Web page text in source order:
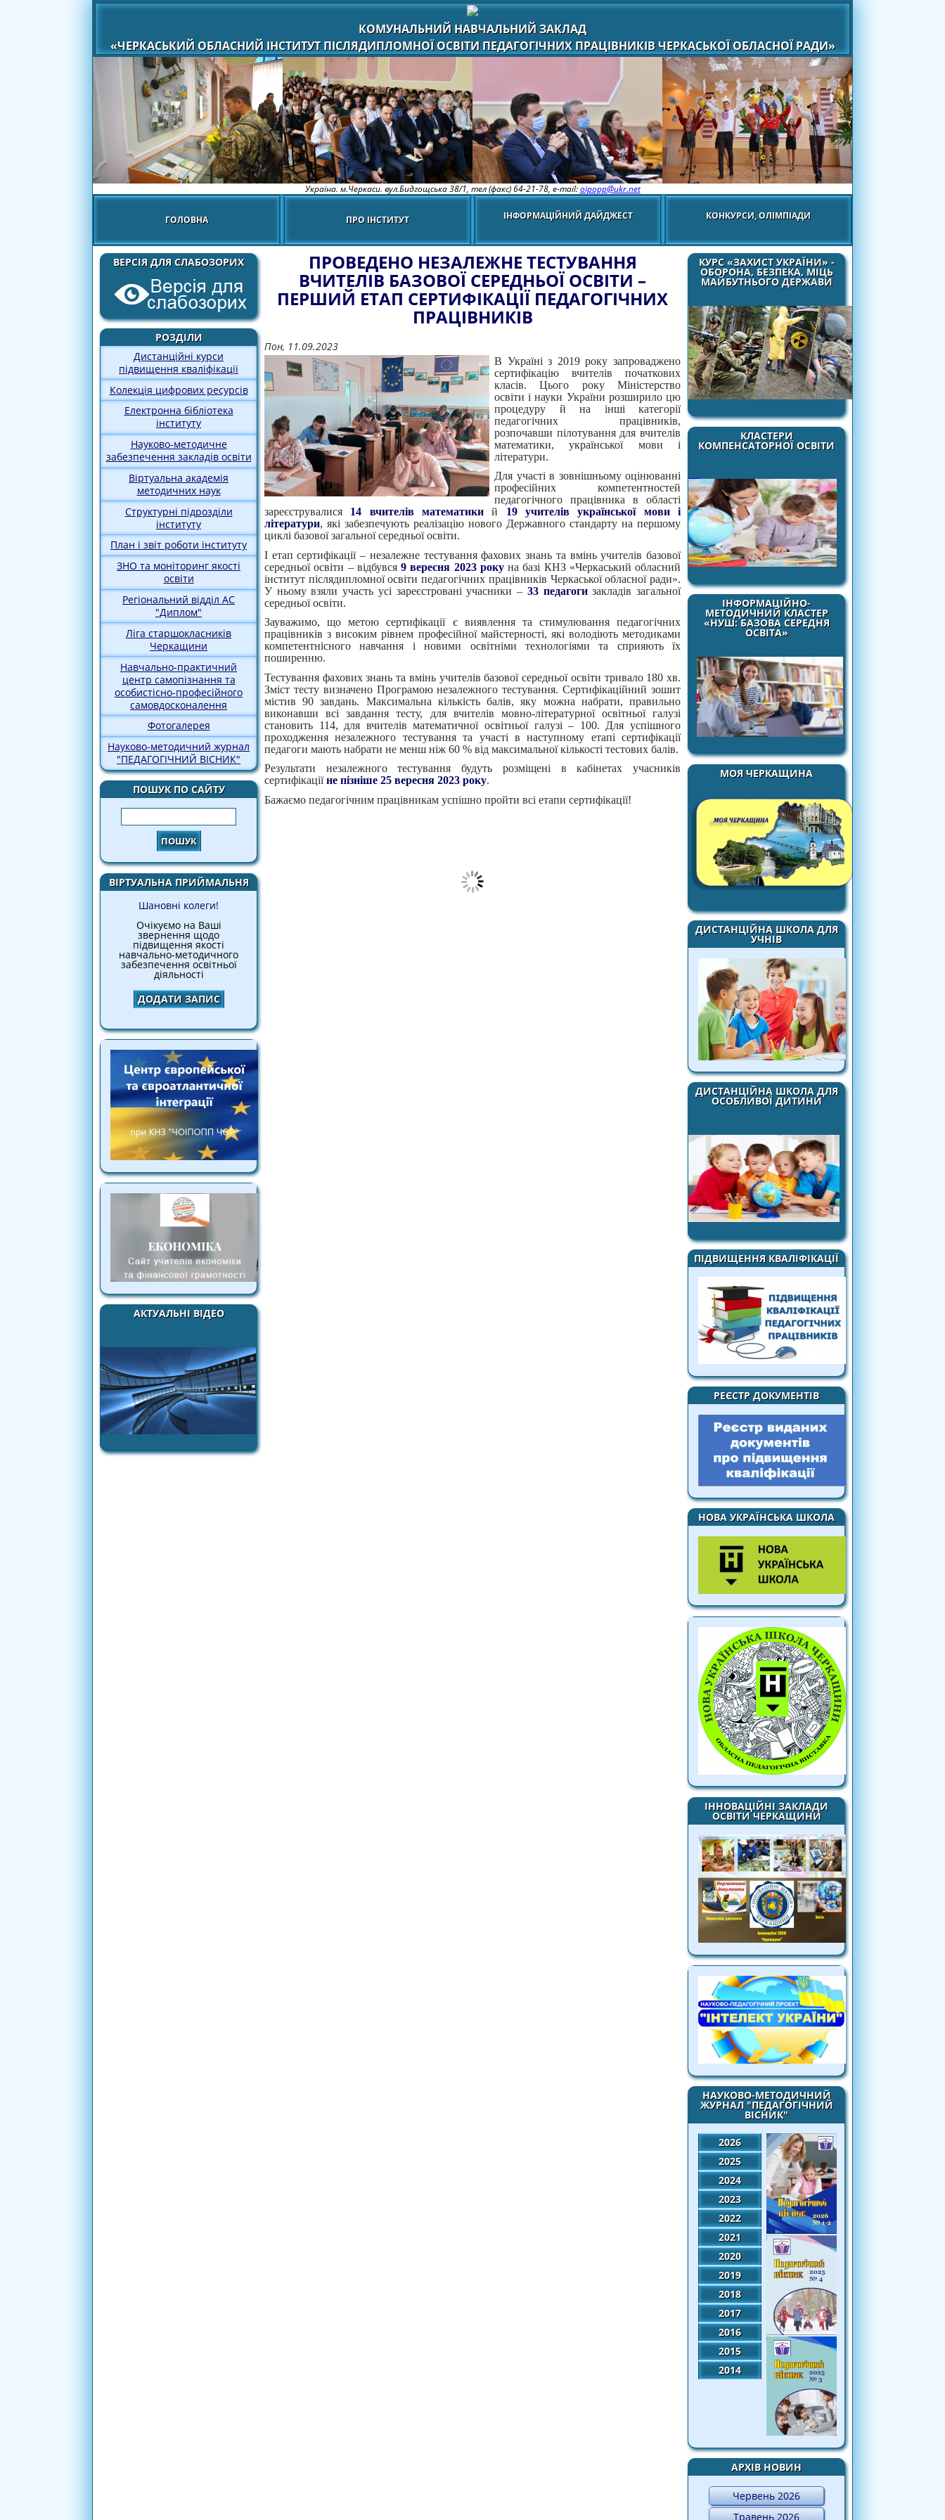
КОМУНАЛЬНИЙ НАВЧАЛЬНИЙ ЗАКЛАД
«ЧЕРКАСЬКИЙ ОБЛАСНИЙ ІНСТИТУТ ПІСЛЯДИПЛОМНОЇ ОСВІТИ ПЕДАГОГІЧНИХ ПРАЦІВНИКІВ ЧЕРКАСЬКОЇ ОБЛАСНОЇ РАДИ»
Україна. м.Черкаси. вул.Бидгощська 38/1, тел (факс) 64-21-78, e-mail:oipopp@ukr.net
ГОЛОВНА ПРО ІНСТИТУТ ІНФОРМАЦІЙНИЙ ДАЙДЖЕСТ КОНКУРСИ, ОЛІМПІАДИ
ВЕРСІЯ ДЛЯ СЛАБОЗОРИХ
РОЗДІЛИ
Дистанційні курси
підвищення кваліфікації
Колекція цифрових ресурсів
Електронна бібліотека
інституту
Науково-методичне
забезпечення закладів освіти
Віртуальна академія
методичних наук
Структурні підрозділи
інституту
План і звіт роботи інституту
ЗНО та моніторинг якості
освіти
Регіональний відділ АС
"Диплом"
Ліга старшокласників
Черкащини
Навчально-практичний
центр самопізнання та
особистісно-професійного
самовдосконалення
Фотогалерея
Науково-методичний журнал
"ПЕДАГОГІЧНИЙ ВІСНИК"
ПОШУК ПО САЙТУ
Пошук
ВІРТУАЛЬНА ПРИЙМАЛЬНЯ
Шановні колеги!
Очікуємо на Ваші
звернення щодо
підвищення якості
навчально-методичного
забезпечення освітньої
діяльності
ДОДАТИ ЗАПИС
АКТУАЛЬНІ ВІДЕО
КУРС «ЗАХИСТ УКРАЇНИ» -
ОБОРОНА, БЕЗПЕКА, МІЦЬ
МАЙБУТНЬОГО ДЕРЖАВИ
КЛАСТЕРИ
КОМПЕНСАТОРНОЇ ОСВІТИ
ІНФОРМАЦІЙНО-
МЕТОДИЧНИЙ КЛАСТЕР
«НУШ: БАЗОВА СЕРЕДНЯ
ОСВІТА»
МОЯ ЧЕРКАЩИНА
ДИСТАНЦІЙНА ШКОЛА ДЛЯ
УЧНІВ
ДИСТАНЦІЙНА ШКОЛА ДЛЯ
ОСОБЛИВОЇ ДИТИНИ
ПІДВИЩЕННЯ КВАЛІФІКАЦІЇ
РЕЄСТР ДОКУМЕНТІВ
НОВА УКРАЇНСЬКА ШКОЛА
ІННОВАЦІЙНІ ЗАКЛАДИ
ОСВІТИ ЧЕРКАЩИНИ
НАУКОВО-МЕТОДИЧНИЙ
ЖУРНАЛ "ПЕДАГОГІЧНИЙ
ВІСНИК"
2026
2025
2024
2023
2022
2021
2020
2019
2018
2017
2016
2015
2014
АРХІВ НОВИН
Червень 2026
Травень 2026
ПРОВЕДЕНО НЕЗАЛЕЖНЕ ТЕСТУВАННЯ
ВЧИТЕЛІВ БАЗОВОЇ СЕРЕДНЬОЇ ОСВІТИ –
ПЕРШИЙ ЕТАП СЕРТИФІКАЦІЇ ПЕДАГОГІЧНИХ
ПРАЦІВНИКІВ
Пон, 11.09.2023
В Україні з 2019 року запроваджено
сертифікацію вчителів початкових
класів. Цього року Міністерство
освіти і науки України розширило цю
процедуру й на інші категорії
педагогічних працівників,
розпочавши пілотування для вчителів
математики, української мови і
літератури.
Для участі в зовнішньому оцінюванні
професійних компетентностей
педагогічного працівника в області
зареєструвалися 14 вчителів математики й 19 учителів української мови і
літератури, які забезпечують реалізацію нового Державного стандарту на першому
циклі базової загальної середньої освіти.
І етап сертифікації – незалежне тестування фахових знань та вмінь учителів базової
середньої освіти – відбувся 9 вересня 2023 рокуна базі КНЗ «Черкаський обласний
інститут післядипломної освіти педагогічних працівників Черкаської обласної ради».
У ньому взяли участь усі зареєстровані учасники – 33 педагогизакладів загальної
середньої освіти.
Зауважимо, що метою сертифікації є виявлення та стимулювання педагогічних
працівників з високим рівнем професійної майстерності, які володіють методиками
компетентнісного навчання і новими освітніми технологіями та сприяють їх
поширенню.
Тестування фахових знань та вмінь учителів базової середньої освіти тривало 180 хв.
Зміст тесту визначено Програмою незалежного тестування. Сертифікаційний зошит
містив 90 завдань. Максимальна кількість балів, яку можна набрати, правильно
виконавши всі завдання тесту, для вчителів мовно-літературної освітньої галузі
становить 114, для вчителів математичної освітньої галузі – 100. Для успішного
проходження незалежного тестування та участі в наступному етапі сертифікації
педагоги мають набрати не менш ніж 60 % від максимальної кількості тестових балів.
Результати незалежного тестування будуть розміщені в кабінетах учасників
сертифікаціїне пізніше 25 вересня 2023 року.
Бажаємо педагогічним працівникам успішно пройти всі етапи сертифікації!